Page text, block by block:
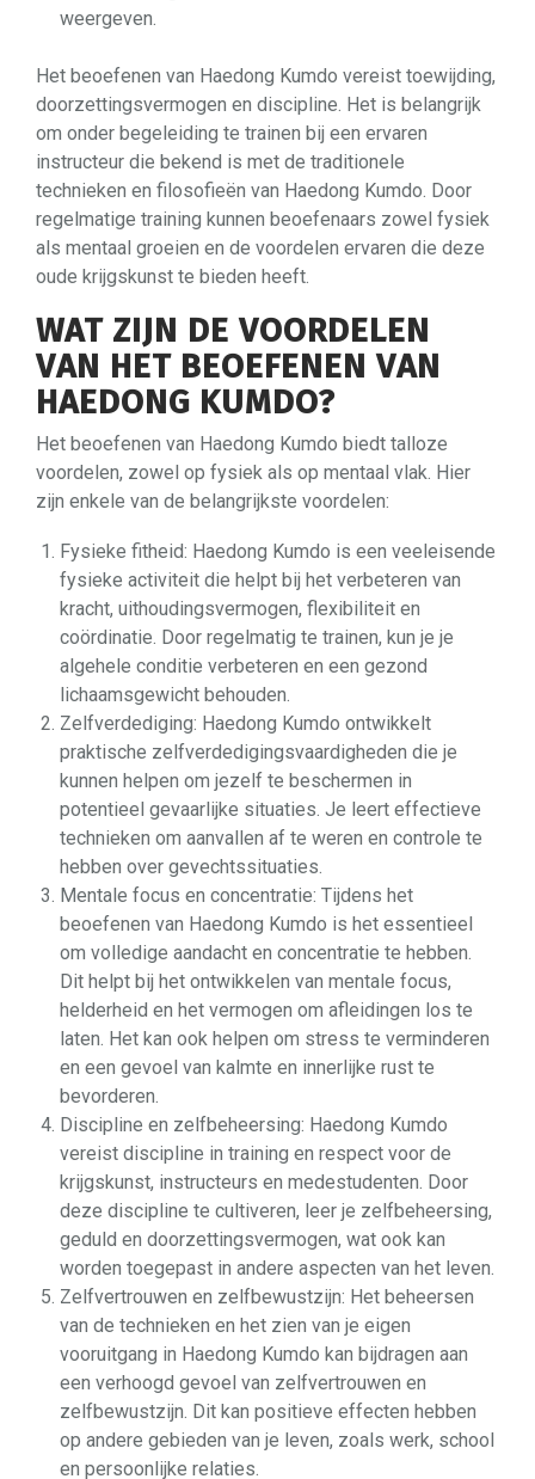
weergeven.
Het beoefenen van Haedong Kumdo vereist toewijding,
doorzettingsvermogen en discipline. Het is belangrijk
om onder begeleiding te trainen bij een ervaren
instructeur die bekend is met de traditionele
technieken en filosofieën van Haedong Kumdo. Door
regelmatige training kunnen beoefenaars zowel fysiek
als mentaal groeien en de voordelen ervaren die deze
oude krijgskunst te bieden heeft.
WAT ZIJN DE VOORDELEN
VAN HET BEOEFENEN VAN
HAEDONG KUMDO?
Het beoefenen van Haedong Kumdo biedt talloze
voordelen, zowel op fysiek als op mentaal vlak. Hier
zijn enkele van de belangrijkste voordelen:
Fysieke fitheid: Haedong Kumdo is een veeleisende
fysieke activiteit die helpt bij het verbeteren van
kracht, uithoudingsvermogen, flexibiliteit en
coördinatie. Door regelmatig te trainen, kun je je
algehele conditie verbeteren en een gezond
lichaamsgewicht behouden.
Zelfverdediging: Haedong Kumdo ontwikkelt
praktische zelfverdedigingsvaardigheden die je
kunnen helpen om jezelf te beschermen in
potentieel gevaarlijke situaties. Je leert effectieve
technieken om aanvallen af te weren en controle te
hebben over gevechtssituaties.
Mentale focus en concentratie: Tijdens het
beoefenen van Haedong Kumdo is het essentieel
om volledige aandacht en concentratie te hebben.
Dit helpt bij het ontwikkelen van mentale focus,
helderheid en het vermogen om afleidingen los te
laten. Het kan ook helpen om stress te verminderen
en een gevoel van kalmte en innerlijke rust te
bevorderen.
Discipline en zelfbeheersing: Haedong Kumdo
vereist discipline in training en respect voor de
krijgskunst, instructeurs en medestudenten. Door
deze discipline te cultiveren, leer je zelfbeheersing,
geduld en doorzettingsvermogen, wat ook kan
worden toegepast in andere aspecten van het leven.
Zelfvertrouwen en zelfbewustzijn: Het beheersen
van de technieken en het zien van je eigen
vooruitgang in Haedong Kumdo kan bijdragen aan
een verhoogd gevoel van zelfvertrouwen en
zelfbewustzijn. Dit kan positieve effecten hebben
op andere gebieden van je leven, zoals werk, school
en persoonlijke relaties.